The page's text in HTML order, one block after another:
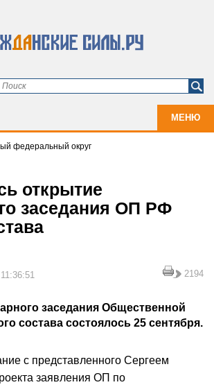
МЕНЮ
федеральный округ
открытие
заседания ОП РФ
2194
заседания Общественной
состава состоялось 25 сентября.
с представленного Сергеем
заявления ОП по